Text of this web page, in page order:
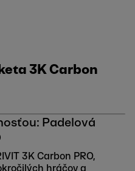
3K Carbon
Padelová
3K Carbon PRO,
hráčov a